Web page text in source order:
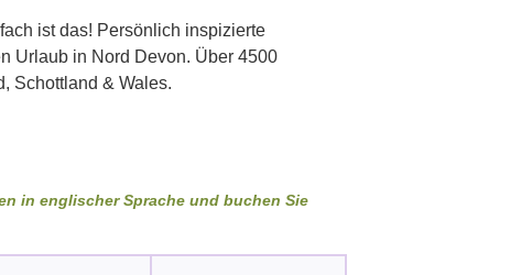
ist das! Persönlich inspizierte
Urlaub in Nord Devon. Über 4500
Schottland & Wales.
in englischer Sprache und buchen Sie